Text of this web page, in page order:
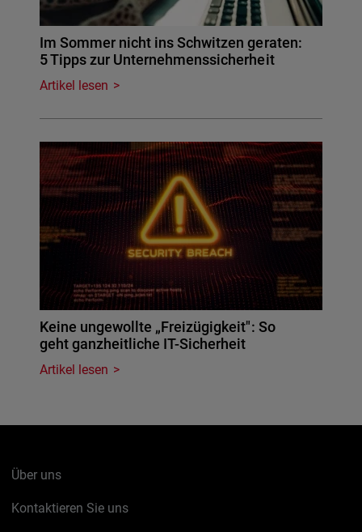
Im Sommer nicht ins Schwitzen geraten:
5 Tipps zur Unternehmenssicherheit
Artikel lesen
Keine ungewollte „Freizügigkeit": So
geht ganzheitliche IT-Sicherheit
Artikel lesen
Über uns
Kontaktieren Sie uns